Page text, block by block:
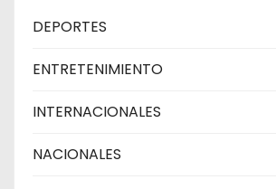
DEPORTES
ENTRETENIMIENTO
INTERNACIONALES
NACIONALES